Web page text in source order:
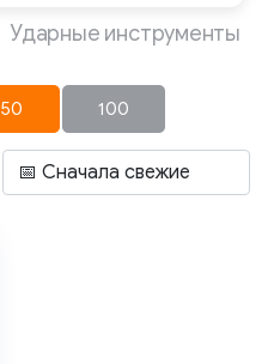
Ударные инструменты
50 100